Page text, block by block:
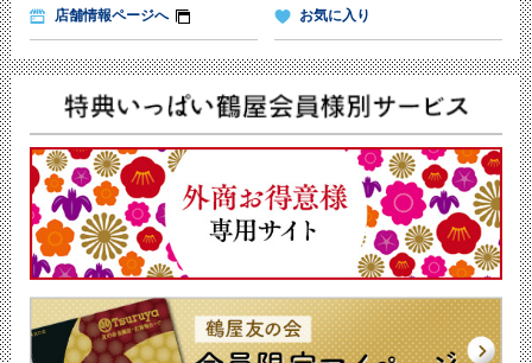
店舗情報ページへ お気に入り